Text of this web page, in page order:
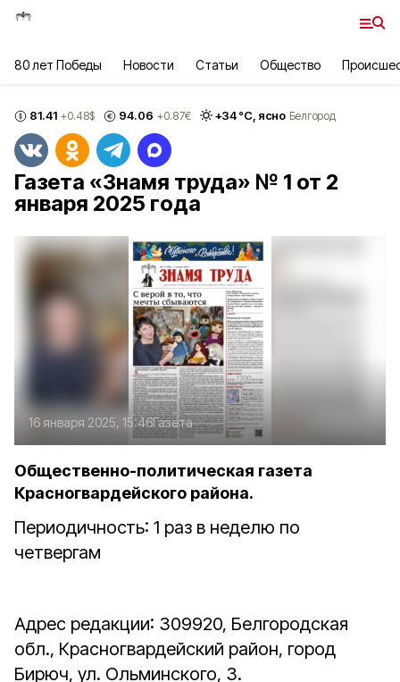
80 лет Победы Новости Статьи Общество
81.41 +0.48$ 94.06 +0.87€ +34°С, ясно Белгород
Газета «Знамя труда» № 1 от 2
января 2025 года
16 января 2025, 15:46Газета
Общественно-политическая газета
Красногвардейского района.
Периодичность: 1 раз в неделю по
четвергам
Адрес редакции: 309920, Белгородская
обл., Красногвардейский район, город
Бирюч, ул. Ольминского, 3.